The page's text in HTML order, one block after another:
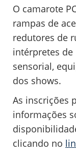
O camarote
rampas de
redutores de
intérpretes de
sensorial,
dos shows.
As inscrições
informações
clicando no